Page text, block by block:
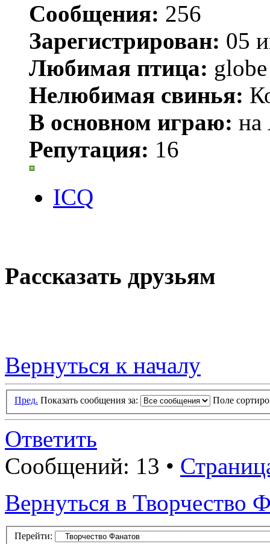
Сообщения: 256
Зарегистрирован: 05
Любимая птица:
Нелюбимая свинья:
В основном играю: на
Репутация: 16
ICQ
Рассказать друзьям
Вернуться к началу
Пред. Показать сообщения за: Поле
Ответить
Сообщений: 13 •
Вернуться в Творчество
Перейти: